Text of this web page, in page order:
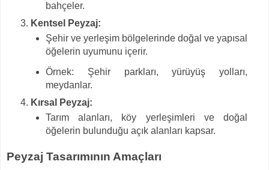
bahçeler.
Kentsel Peyzaj:
Şehir ve yerleşim bölgelerinde doğal ve yapısal
öğelerin uyumunu içerir.
Örnek: Şehir parkları, yürüyüş yolları,
meydanlar.
Kırsal Peyzaj:
Tarım alanları, köy yerleşimleri ve doğal
öğelerin bulunduğu açık alanları kapsar.
Peyzaj Tasarımının Amaçları